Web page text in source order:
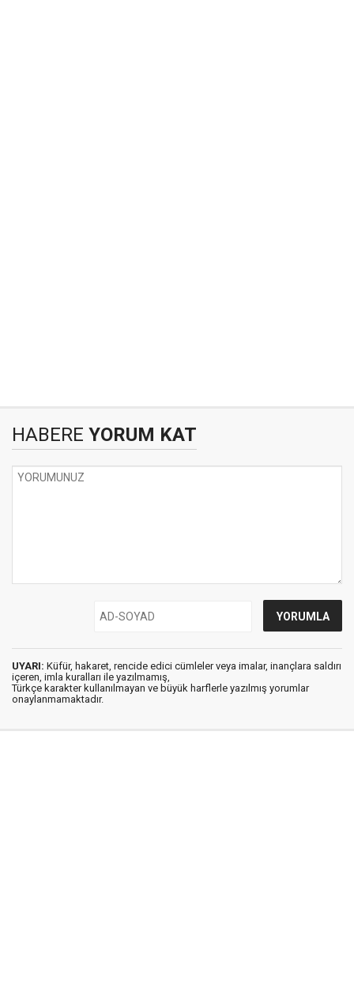
HABERE YORUM KAT
UYARI: Küfür, hakaret, rencide edici cümleler veya imalar, inançlara saldırı
içeren, imla kuralları ile yazılmamış,
Türkçe karakter kullanılmayan ve büyük harflerle yazılmış yorumlar
onaylanmamaktadır.